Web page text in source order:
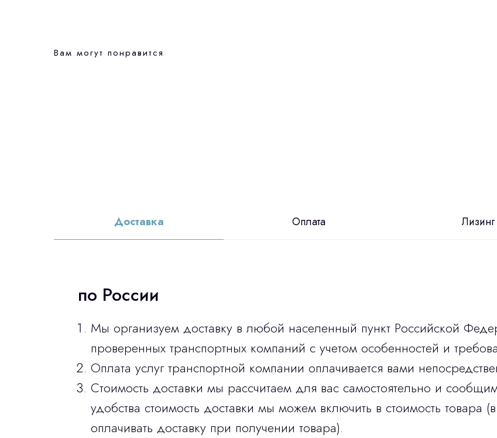
Вам могут понравится
Доставка Оплата Лизинг
по России
Мы организуем доставку в любой населенный пункт Российской
проверенных транспортных компаний с учетом особенностей и
Оплата услуг транспортной компании оплачивается вами
Стоимость доставки мы рассчитаем для вас самостоятельно и
удобства стоимость доставки мы можем включить в стоимость товара
оплачивать доставку при получении товара).